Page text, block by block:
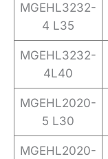
MGEHL3232-
4 L35
MGEHL3232-
4L40
MGEHL2020-
5 L30
MGEHL2020-